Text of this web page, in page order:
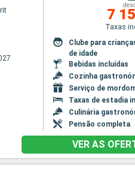
7
Taxas
Clube para
de idade
Bebidas incluídas
Cozinha
Serviço de
Taxas de estadia
Culinária
Pensão completa
VER AS